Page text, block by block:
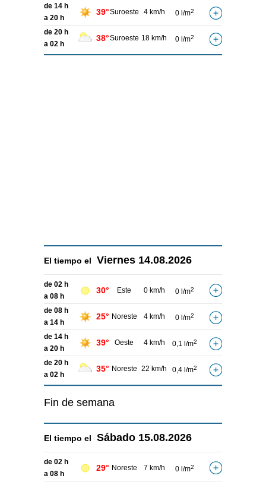
de 14 h
a 20 h
39°Suroeste 4 km/h 0 l/m2
de 20 h
a 02 h
38°Suroeste 18 km/h 0 l/m2
El tiempo el Viernes 14.08.2026
de 02 h
a 08 h
30° Este 0 km/h 0 l/m2
de 08 h
a 14 h
25° Noreste 4 km/h 0 l/m2
de 14 h
a 20 h
39° Oeste 4 km/h 0,1 l/m2
de 20 h
a 02 h
35° Noreste 22 km/h 0,4 l/m2
Fin de semana
El tiempo el Sábado 15.08.2026
de 02 h
a 08 h
29° Noreste 7 km/h 0 l/m2